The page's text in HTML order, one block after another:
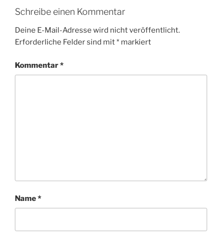
Schreibe einen Kommentar
Deine E-Mail-Adresse wird nicht veröffentlicht.
Erforderliche Felder sind mit* markiert
Kommentar*
Name*